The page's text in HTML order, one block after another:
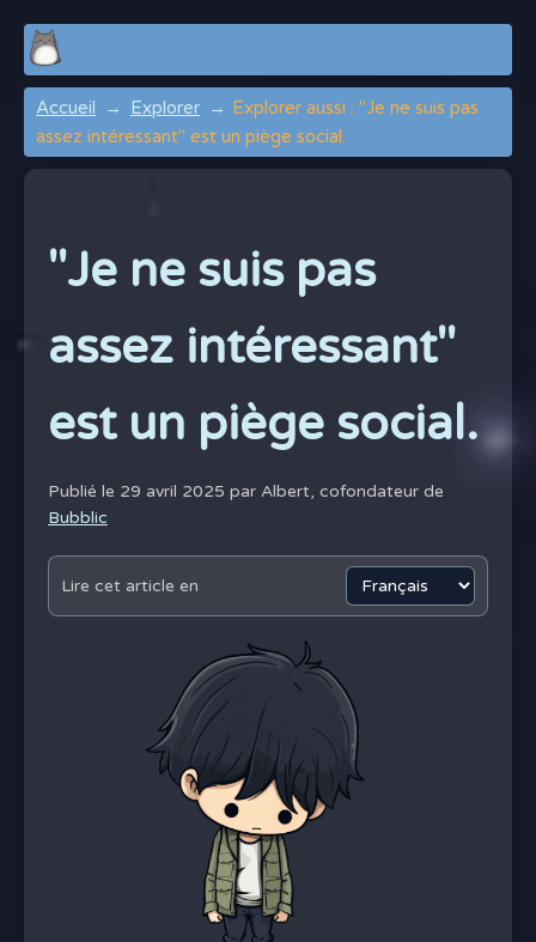
Accueil Explorer
Explorer aussi : "Je ne suis pas
assez intéressant" est un piège social.
"Je ne suis pas
assez intéressant"
est un piège social.
Publié le 29 avril 2025 par Albert, cofondateur de
Bubblic
Lire cet article en